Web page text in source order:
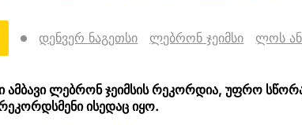
დენვერ ნაგეთსი ლებრონ ჯეიმსი ლოს
ამბავი ლებრონ ჯეიმსის რეკორდია, უფრო
ისედაც იყო.